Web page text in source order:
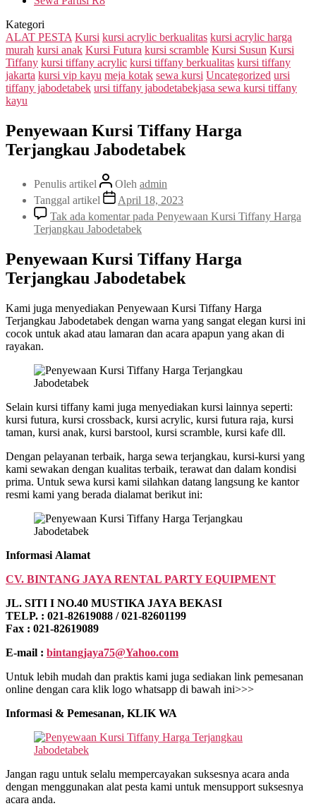
Kategori
ALAT PESTA Kursi kursi acrylic berkualitas kursi acrylic harga
murah kursi anak Kursi Futura kursi scramble Kursi Susun Kursi
Tiffany kursi tiffany acrylic kursi tiffany berkualitas kursi tiffany
jakarta kursi vip kayu meja kotak sewa kursi Uncategorized ursi
tiffany jabodetabek ursi tiffany jabodetabekjasa sewa kursi tiffany
kayu
Penyewaan Kursi Tiffany Harga
Terjangkau Jabodetabek
Penulis artikel Oleh admin
Tanggal artikel
April 18, 2023
Tak ada komentarpada Penyewaan Kursi Tiffany Harga
Terjangkau Jabodetabek
Penyewaan Kursi Tiffany Harga
Terjangkau Jabodetabek
Kami juga menyediakan Penyewaan Kursi Tiffany Harga
Terjangkau Jabodetabek dengan warna yang sangat elegan kursi ini
cocok untuk akad atau lamaran dan acara apapun yang akan di
rayakan.
Selain kursi tiffany kami juga menyediakan kursi lainnya seperti:
kursi futura, kursi crossback, kursi acrylic, kursi futura raja, kursi
taman, kursi anak, kursi barstool, kursi scramble, kursi kafe dll.
Dengan pelayanan terbaik, harga sewa terjangkau, kursi-kursi yang
kami sewakan dengan kualitas terbaik, terawat dan dalam kondisi
prima. Untuk sewa kursi kami silahkan datang langsung ke kantor
resmi kami yang berada dialamat berikut ini:
Informasi Alamat
CV. BINTANG JAYA RENTAL PARTY EQUIPMENT
JL. SITI I NO.40 MUSTIKA JAYA BEKASI
TELP. : 021-82619088 / 021-82601199
Fax : 021-82619089
E-mail : bintangjaya75@Yahoo.com
Untuk lebih mudah dan praktis kami juga sediakan link pemesanan
online dengan cara klik logo whatsapp di bawah ini>>>
Informasi & Pemesanan, KLIK WA
Jangan ragu untuk selalu mempercayakan suksesnya acara anda
dengan menggunakan alat pesta kami untuk mensupport suksesnya
acara anda.